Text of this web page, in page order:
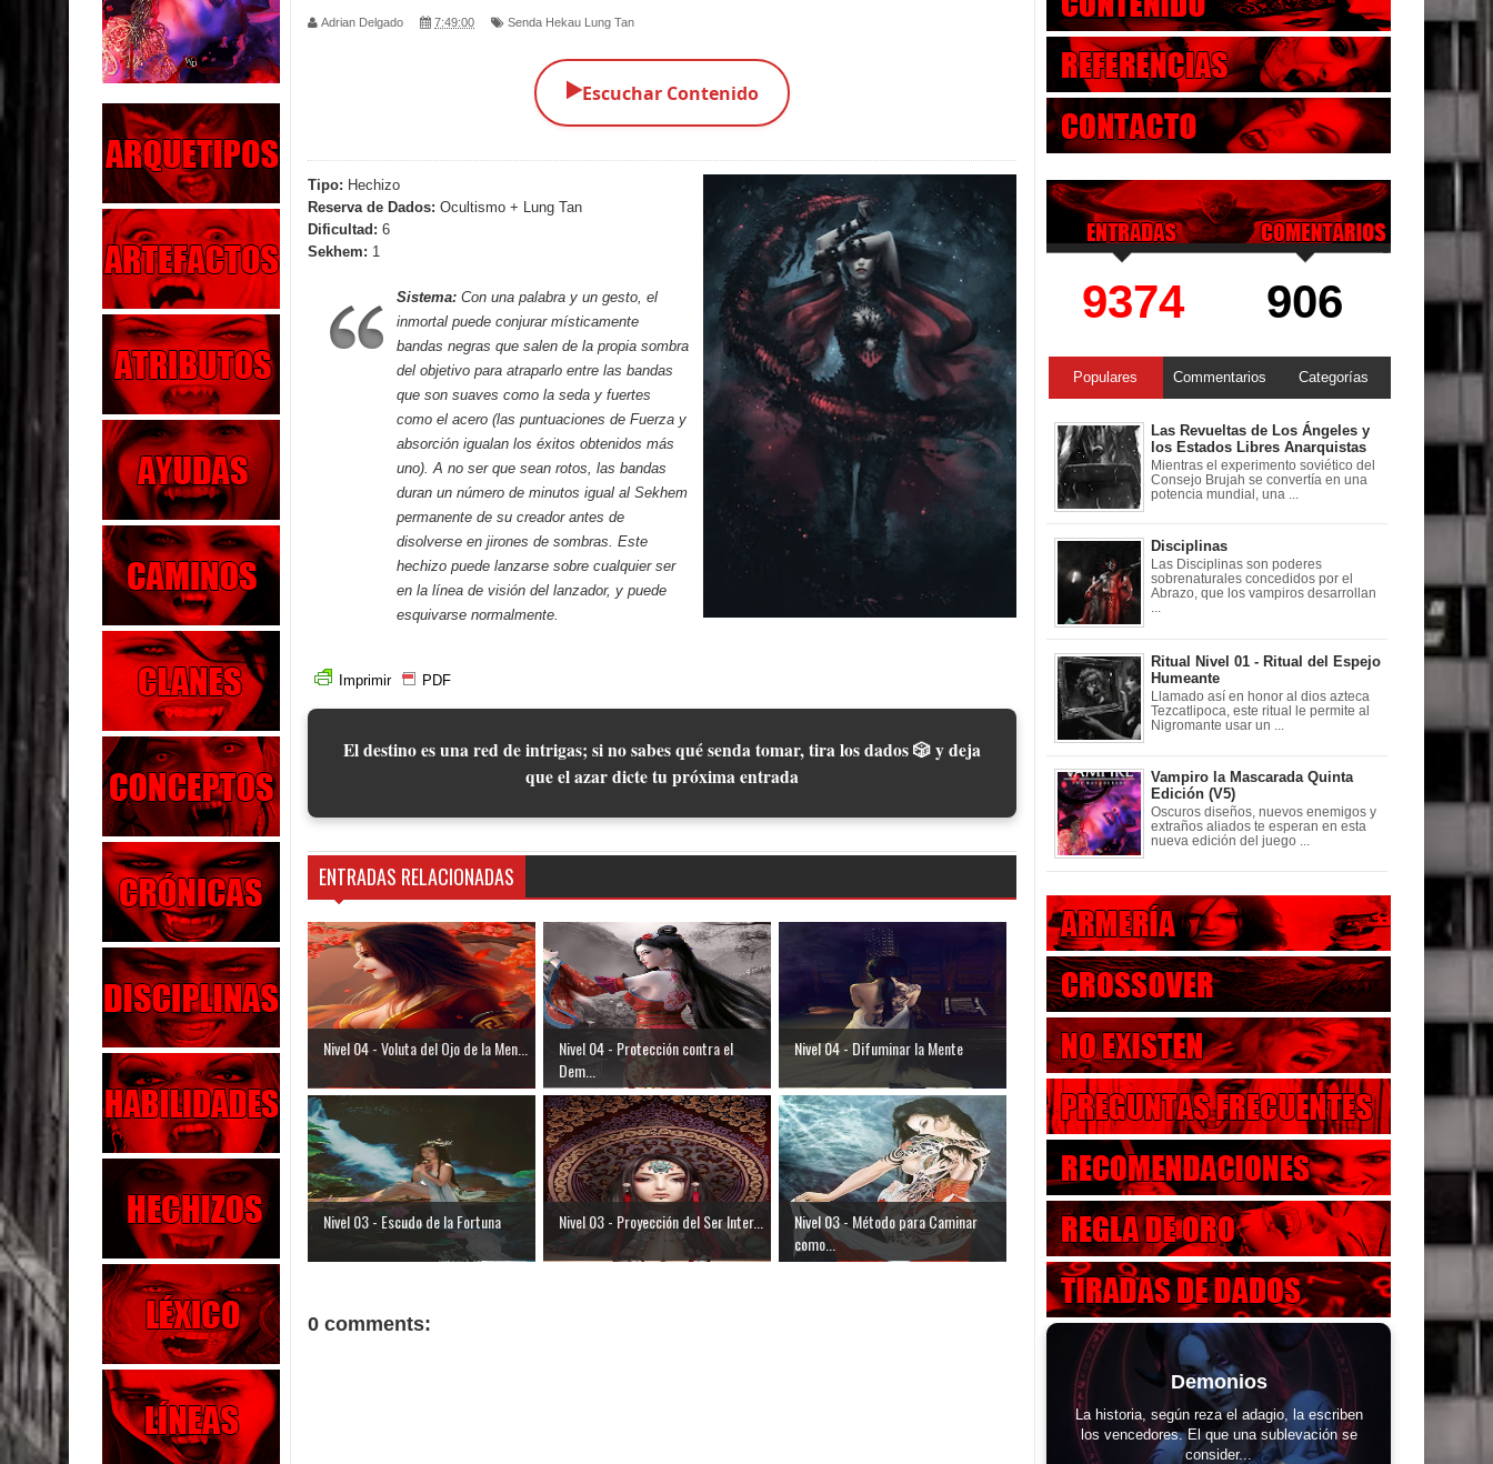
Parte 02: Los Muertos Gobiernan a los Vivos
Parte 01: Escondido a Plena Luz
Parte 02: El Enemigo de mi Enemigo
Parte 06: Coletazos
Parte 05: Los Horrores del Infierno
Parte 04: Oídos Sordos
Parte 03: La Traición
Parte 02: Vuelve el Hijo Prodigo
Parte 03: Reflexiones
Adrian Delgado 7:49:00 Senda Hekau Lung Tan
▶️Escuchar Contenido
Tipo: Hechizo
Reserva de Dados: Ocultismo + Lung Tan
Dificultad: 6
Sekhem: 1
Sistema: Con una palabra y un gesto, el
inmortal puede conjurar místicamente
bandas negras que salen de la propia sombra
del objetivo para atraparlo entre las bandas
que son suaves como la seda y fuertes
como el acero (las puntuaciones de Fuerza y
absorción igualan los éxitos obtenidos más
uno). A no ser que sean rotos, las bandas
duran un número de minutos igual al Sekhem
permanente de su creador antes de
disolverse en jirones de sombras. Este
hechizo puede lanzarse sobre cualquier ser
en la línea de visión del lanzador, y puede
esquivarse normalmente.
Imprimir PDF
El destino es una red de intrigas; si no sabes qué senda tomar, tira los dados 🎲 y deja
que el azar dicte tu próxima entrada
ENTRADAS RELACIONADAS
Nivel 04 - Voluta del Ojo de la Men...
Nivel 04 - Protección contra el
Dem...
Nivel 04 - Difuminar la Mente
Nivel 03 - Escudo de la Fortuna Nivel 03 - Proyección del Ser Inter...
Nivel 03 - Método para Caminar
como...
0 comments:
9374 906
Populares Commentarios Categorías
Las Revueltas de Los Ángeles y
los Estados Libres Anarquistas
Mientras el experimento soviético del
Consejo Brujah se convertía en una
potencia mundial, una ...
Disciplinas
Las Disciplinas son poderes
sobrenaturales concedidos por el
Abrazo, que los vampiros desarrollan
Ritual Nivel 01 - Ritual del Espejo
Humeante
Llamado así en honor al dios azteca
Tezcatlipoca, este ritual le permite al
Nigromante usar un ...
Vampiro la Mascarada Quinta
Edición (V5)
Oscuros diseños, nuevos enemigos y
extraños aliados te esperan en esta
nueva edición del juego ...
Demonios
La historia, según reza el adagio, la escriben
los vencedores. El que una sublevación se
consider...